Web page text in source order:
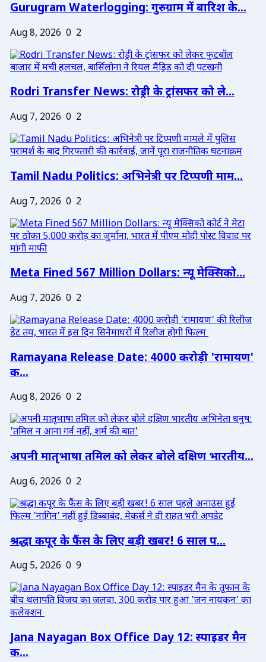
Gurugram Waterlogging: गुरुग्राम में बारिश के...
Aug 8, 2026 0 2
Rodri Transfer News: रोड्री के ट्रांसफर को ले...
Aug 7, 2026 0 2
Tamil Nadu Politics: अभिनेत्री पर टिप्पणी माम...
Aug 7, 2026 0 2
Meta Fined 567 Million Dollars: न्यू मेक्सिको...
Aug 7, 2026 0 2
Ramayana Release Date: 4000 करोड़ी 'रामायण'
क...
Aug 8, 2026 0 2
अपनी मातृभाषा तमिल को लेकर बोले दक्षिण भारतीय...
Aug 6, 2026 0 2
श्रद्धा कपूर के फैंस के लिए बड़ी खबर! 6 साल प...
Aug 5, 2026 0 9
Jana Nayagan Box Office Day 12: स्पाइडर मैन
क...